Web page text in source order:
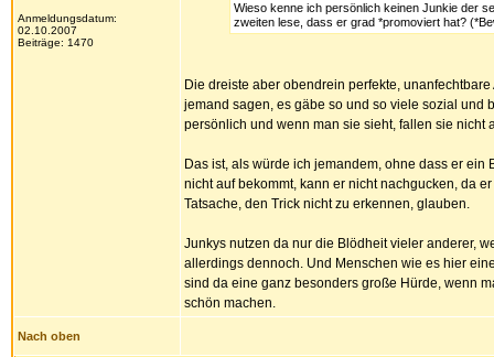
Anmeldungsdatum:
02.10.2007
Beiträge: 1470
Wieso kenne ich persönlich keinen Junkie der
zweiten lese, dass er grad *promoviert hat?
Die dreiste aber obendrein perfekte,
jemand sagen, es gäbe so und so viele sozial und
persönlich und wenn man sie sieht, fallen sie nicht
Das ist, als würde ich jemandem, ohne dass er
nicht auf bekommt, kann er nicht nachgucken, da
Tatsache, den Trick nicht zu erkennen, glauben.
Junkys nutzen da nur die Blödheit vieler anderer,
allerdings dennoch. Und Menschen wie es hier
sind da eine ganz besonders große Hürde, wenn
schön machen.
Nach oben